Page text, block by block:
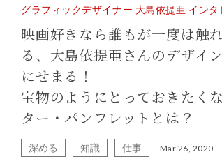
グラフィックデザイナー 大島依提亜 インタ
映画好きなら誰もが一度は触
る、大島依提亜さんのデザイ
にせまる！
宝物のようにとっておきたく
ター・パンフレットとは？
深める 知識 仕事 Mar 26, 2020